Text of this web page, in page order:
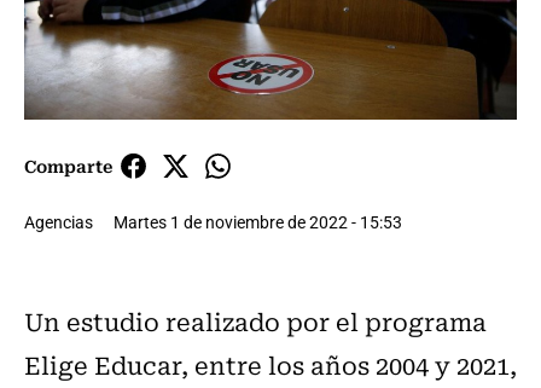
Comparte
Agencias Martes 1 de noviembre de 2022 - 15:53
Un estudio realizado por el programa
Elige Educar, entre los años 2004 y 2021,